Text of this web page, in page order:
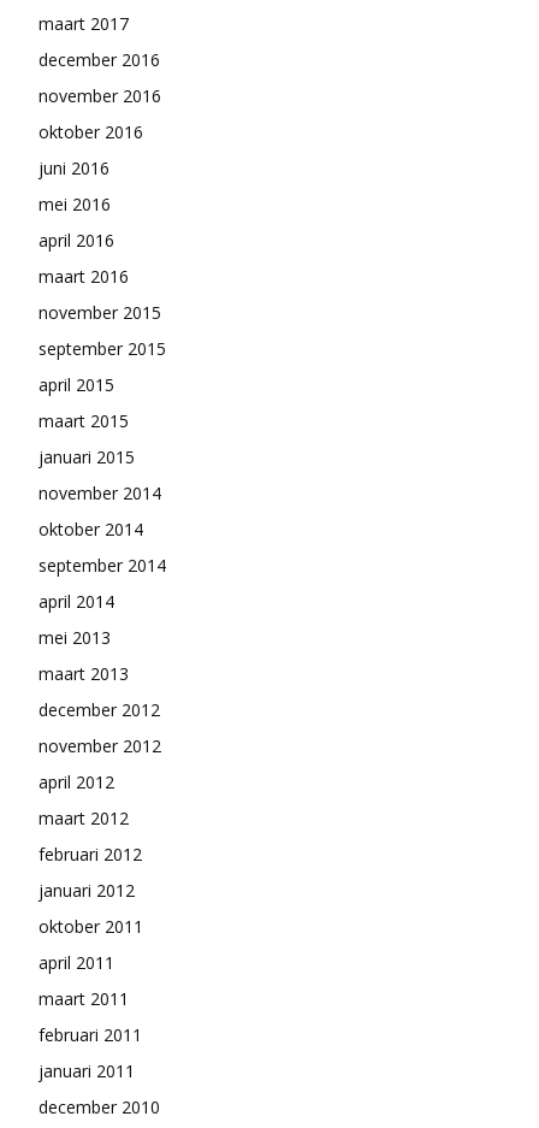
maart 2017
december 2016
november 2016
oktober 2016
juni 2016
mei 2016
april 2016
maart 2016
november 2015
september 2015
april 2015
maart 2015
januari 2015
november 2014
oktober 2014
september 2014
april 2014
mei 2013
maart 2013
december 2012
november 2012
april 2012
maart 2012
februari 2012
januari 2012
oktober 2011
april 2011
maart 2011
februari 2011
januari 2011
december 2010